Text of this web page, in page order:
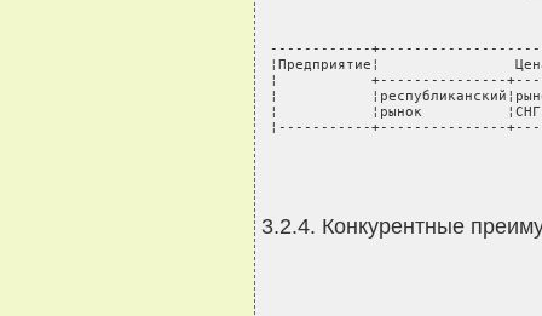
------------
¦Предприятие¦
¦           +---------------
¦
¦           ¦рынок
¦-----------+---------------
3.2.4. Конкурентные